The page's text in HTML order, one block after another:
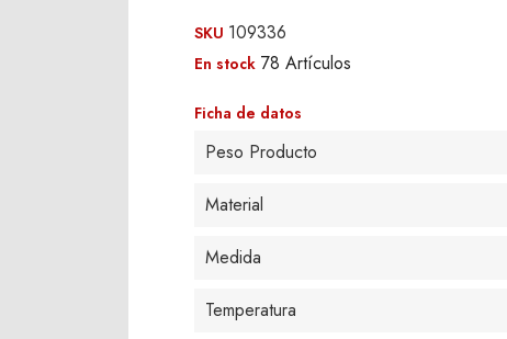
SKU 109336
En stock 78 Artículos
Ficha de datos
Peso Producto
Material
Medida
Temperatura